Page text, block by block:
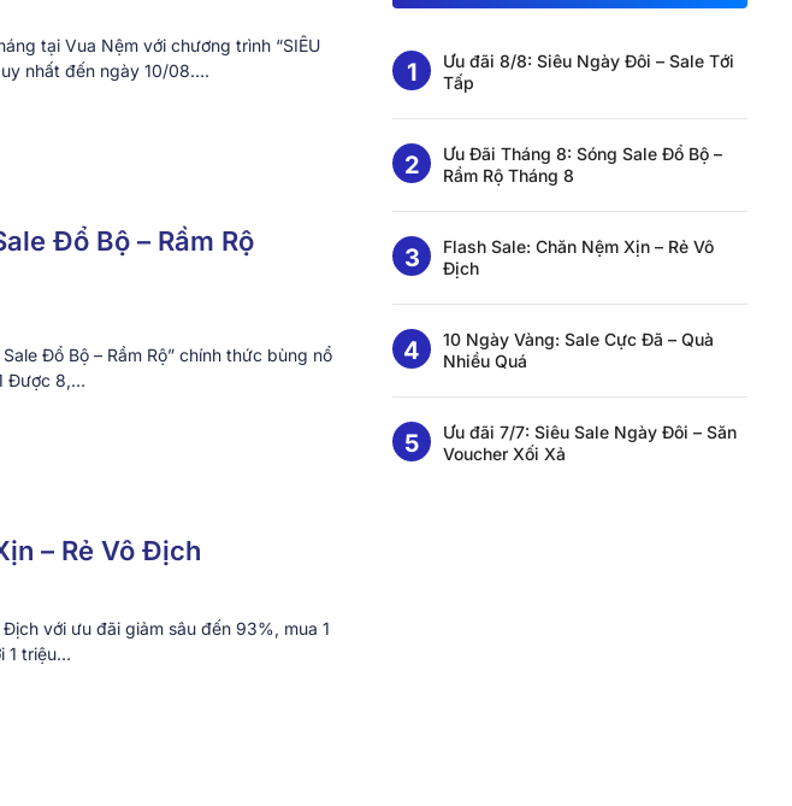
tại Vua Nệm với chương trình “SIÊU
nhất đến ngày 10/08….
Đổ Bộ – Rầm Rộ
Đổ Bộ – Rầm Rộ” chính thức bùng nổ
Được 8,…
– Rẻ Vô Địch
với ưu đãi giảm sâu đến 93%, mua 1
1 triệu…
Ưu đãi 8/8: Siêu Ngày Đôi – Sale Tới
Tấp
Ưu Đãi Tháng 8: Sóng Sale Đổ Bộ –
Rầm Rộ Tháng 8
Flash Sale: Chăn Nệm Xịn – Rẻ Vô
Địch
10 Ngày Vàng: Sale Cực Đã – Quà
Nhiều Quá
Ưu đãi 7/7: Siêu Sale Ngày Đôi – Săn
Voucher Xối Xả